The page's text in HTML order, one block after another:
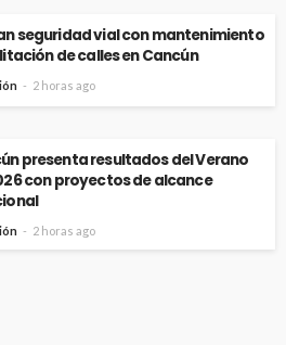
seguridad vial con mantenimiento
de calles en Cancún
2 horas ago
presenta resultados del Verano
con proyectos de alcance
2 horas ago